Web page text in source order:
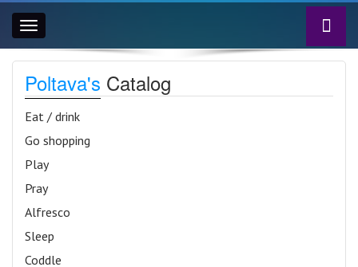
Toggle
navigation
Poltava's Catalog
Eat / drink
Go shopping
Play
Pray
Alfresco
Sleep
Coddle